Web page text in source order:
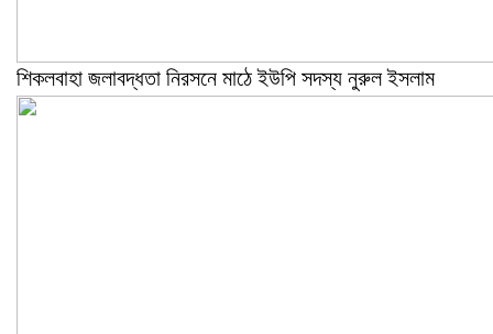
শিকলবাহা জলাবদ্ধতা নিরসনে মাঠে ইউপি সদস্য নুরুল ইসলাম